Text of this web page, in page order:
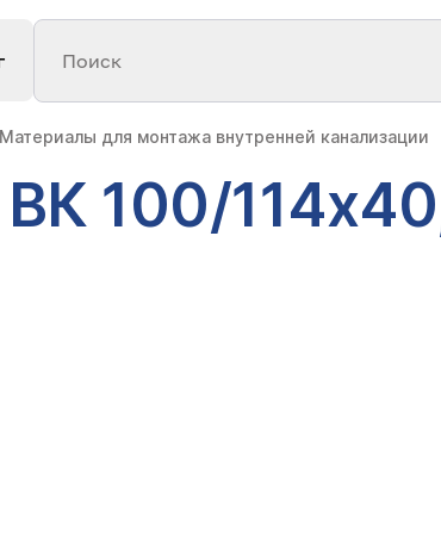
Поиск
Материалы для монтажа внутренней канализации
100/